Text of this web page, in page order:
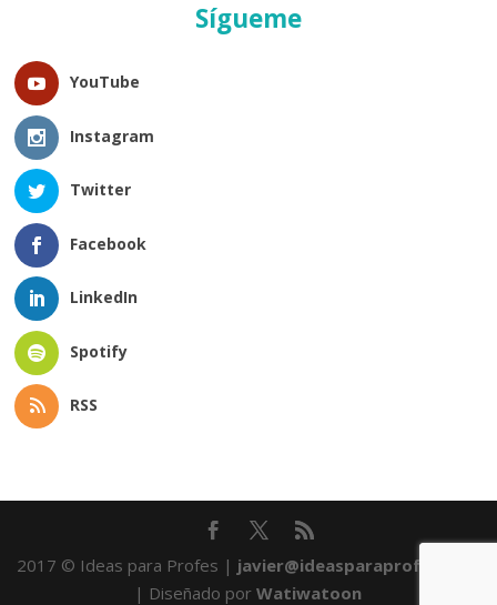
Sígueme
YouTube
Instagram
Twitter
Facebook
LinkedIn
Spotify
RSS
2017 © Ideas para Profes | javier@ideasparaprofes.com
| Diseñado porWatiwatoon